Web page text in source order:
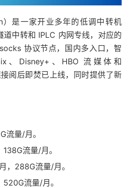
）是一家开业多年的低调中转机
道中转和 IPLC 内网专线，对应的
协议节点，国内多入口，智
、Disney+、HBO 流媒体和
阅后即焚已上线，同时提供了新
流量/月。
流量/月。
，288G流量/月。
流量/月。